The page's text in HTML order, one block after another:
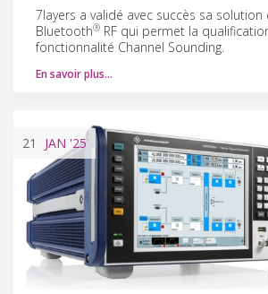
7layers a validé avec succès sa
Bluetooth® RF qui permet la
fonctionnalité Channel Sounding.
En savoir plus…
21 JAN '25